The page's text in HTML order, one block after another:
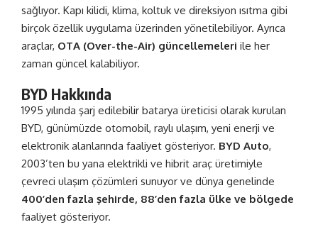
sağlıyor. Kapı kilidi, klima, koltuk ve direksiyon ısıtma gibi
birçok özellik uygulama üzerinden yönetilebiliyor. Ayrıca
araçlar, OTA (Over-the-Air) güncellemeleri ile her
zaman güncel kalabiliyor.
BYD Hakkında
1995 yılında şarj edilebilir batarya üreticisi olarak kurulan
BYD, günümüzde otomobil, raylı ulaşım, yeni enerji ve
elektronik alanlarında faaliyet gösteriyor. BYD Auto,
2003’ten bu yana elektrikli ve hibrit araç üretimiyle
çevreci ulaşım çözümleri sunuyor ve dünya genelinde
400’den fazla şehirde, 88’den fazla ülke ve bölgede
faaliyet gösteriyor.